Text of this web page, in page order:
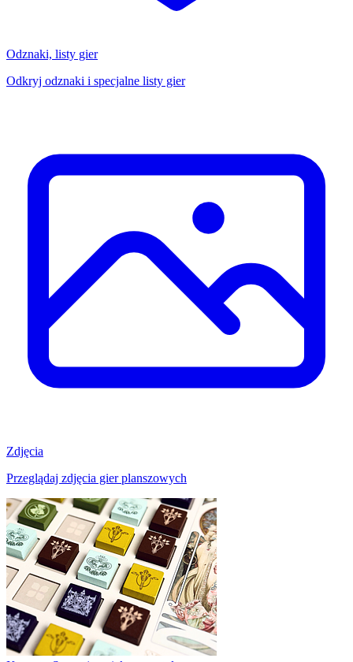
Odznaki, listy gier
Odkryj odznaki i specjalne listy gier
Zdjęcia
Przeglądaj zdjęcia gier planszowych